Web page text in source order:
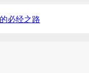
必经之路